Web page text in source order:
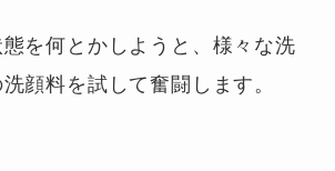
を何とかしようと、様々な洗
顔料を試して奮闘します。